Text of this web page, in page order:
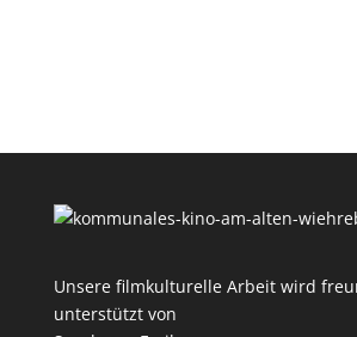
Unsere filmkulturelle Arbeit wird
unterstützt von